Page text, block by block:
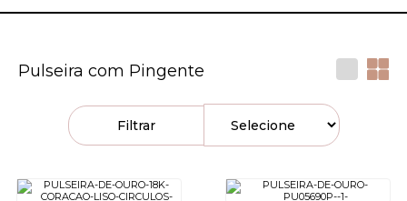
Pulseira com Pingente
Filtrar